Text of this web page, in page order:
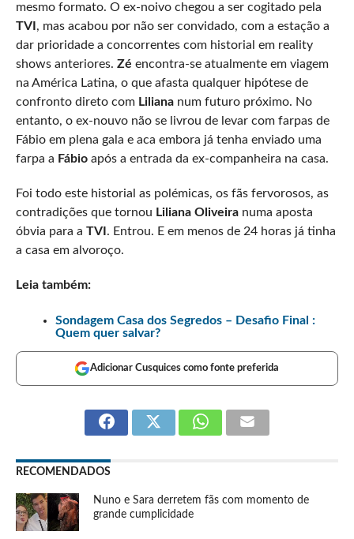
mesmo formato. O ex-noivo chegou a ser cogitado pela
TVI , mas acabou por não ser convidado, com a estação a
dar prioridade a concorrentes com historial em reality
shows anteriores. Zé encontra-se atualmente em viagem
na América Latina, o que afasta qualquer hipótese de
confronto direto com Liliananum futuro próximo. No
entanto, o ex-nouvo não se livrou de levar com farpas de
Fábio em plena gala e aca embora já tenha enviado uma
farpa a Fábioapós a entrada da ex-companheira na casa.
Foi todo este historial as polémicas, os fãs fervorosos, as
contradições que tornou Liliana Oliveiranuma aposta
óbvia para a TVI . Entrou. E em menos de 24 horas já tinha
a casa em alvoroço.
Leia também:
Sondagem Casa dos Segredos – Desafio Final :
Quem quer salvar?
Adicionar Cusquices como fonte preferida
RECOMENDADOS
Nuno e Sara derretem fãs com momento de
grande cumplicidade